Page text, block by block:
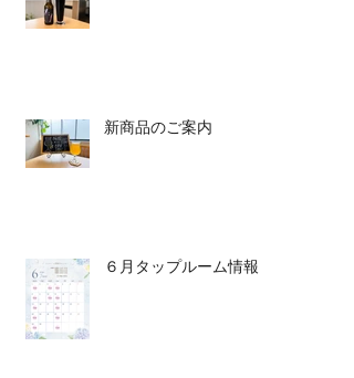
新商品のご案内
６月タップルーム情報